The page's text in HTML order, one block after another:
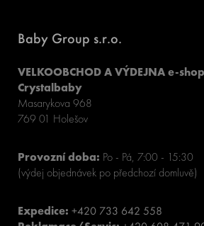
Baby Group s.r.o.
VELKOOBCHOD A VÝDEJNA e-
Crystalbaby
Masarykova 968
769 01 Holešov
Provozní doba: Po - Pá, 7:00 - 15:30
(výdej objednávek po předchozí domluvě)
Expedice: +420 733 642 558